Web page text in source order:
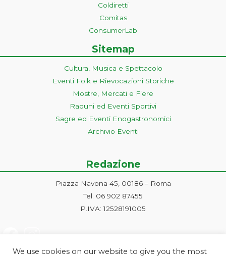
Coldiretti
Comitas
ConsumerLab
Sitemap
Cultura, Musica e Spettacolo
Eventi Folk e Rievocazioni Storiche
Mostre, Mercati e Fiere
Raduni ed Eventi Sportivi
Sagre ed Eventi Enogastronomici
Archivio Eventi
Redazione
Piazza Navona 45, 00186 – Roma
Tel. 06 902 87455
P.IVA: 12528191005
We use cookies on our website to give you the most